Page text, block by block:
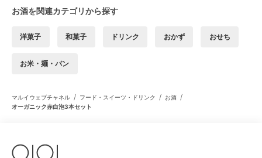
お酒を関連カテゴリから探す
洋菓子 和菓子 ドリンク おかず おせち
お米・麺・パン
マルイウェブチャネル / フード・スイーツ・ドリンク / お酒 /
オーガニック赤白泡3本セット